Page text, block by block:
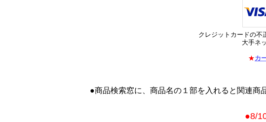
クレジットカードの不
大手ネ
★カ
●商品検索窓に、商品名の１部を入れると関
●8/